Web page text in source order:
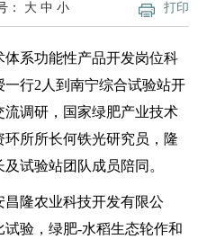
打印
： 大 中 小
系功能性产品开发岗位科
行2人到南宁综合试验站开
调研，国家绿肥产业技术
所所长何铁光研究员，隆
试验站团队成员陪同。
隆农业科技开发有限公
验，绿肥-水稻生态轮作和